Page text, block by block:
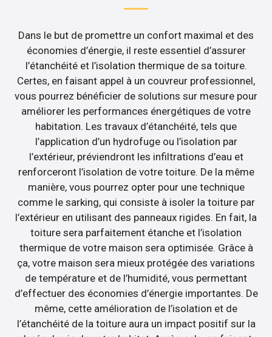
Dans le but de promettre un confort maximal et des
économies d’énergie, il reste essentiel d’assurer
l’étanchéité et l’isolation thermique de sa toiture.
Certes, en faisant appel à un couvreur professionnel,
vous pourrez bénéficier de solutions sur mesure pour
améliorer les performances énergétiques de votre
habitation. Les travaux d’étanchéité, tels que
l’application d’un hydrofuge ou l’isolation par
l’extérieur, préviendront les infiltrations d’eau et
renforceront l’isolation de votre toiture. De la même
manière, vous pourrez opter pour une technique
comme le sarking, qui consiste à isoler la toiture par
l’extérieur en utilisant des panneaux rigides. En fait, la
toiture sera parfaitement étanche et l’isolation
thermique de votre maison sera optimisée. Grâce à
ça, votre maison sera mieux protégée des variations
de température et de l’humidité, vous permettant
d’effectuer des économies d’énergie importantes. De
même, cette amélioration de l’isolation et de
l’étanchéité de la toiture aura un impact positif sur la